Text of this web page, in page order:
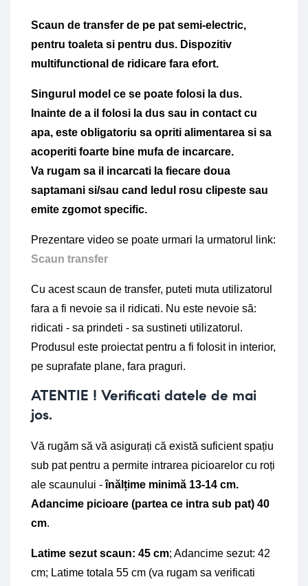
Scaun de transfer de pe pat semi-electric,
pentru toaleta si pentru dus. Dispozitiv
multifunctional de ridicare fara efort.
Singurul model ce se poate folosi la dus.
Inainte de a il folosi la dus sau in contact cu
apa, este obligatoriu sa opriti alimentarea si sa
acoperiti foarte bine mufa de incarcare.
Va rugam sa il incarcati la fiecare doua
saptamani si/sau cand ledul rosu clipeste sau
emite zgomot specific.
Scaun transfer
Cu acest scaun de transfer, puteti muta utilizatorul
fara a fi nevoie sa il ridicati. Nu este nevoie să:
ridicati - sa prindeti - sa sustineti utilizatorul.
Produsul este proiectat pentru a fi folosit in interior,
pe suprafate plane, fara praguri.
ATENTIE ! Verificati datele de mai
jos.
Vă rugăm să vă asigurați că există suficient spațiu
sub pat pentru a permite intrarea picioarelor cu roți
ale scaunului - înălțime minimă 13-14 cm.
Adancime picioare (partea ce intra sub pat) 40
cm.
Latime sezut scaun: 45 cm; Adancime sezut: 42
cm; Latime totala 55 cm (va rugam sa verificati